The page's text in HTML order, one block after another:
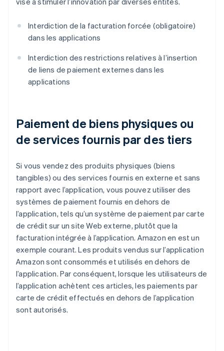
Interdiction de la facturation forcée (obligatoire)
dans les applications
Interdiction des restrictions relatives à l’insertion
de liens de paiement externes dans les
applications
Paiement de biens physiques ou
de services fournis par des tiers
Si vous vendez des produits physiques (biens
tangibles) ou des services fournis en externe et sans
rapport avec l’application, vous pouvez utiliser des
systèmes de paiement fournis en dehors de
l’application, tels qu’un système de paiement par carte
de crédit sur un site Web externe, plutôt que la
facturation intégrée à l’application. Amazon en est un
exemple courant. Les produits vendus sur l’application
Amazon sont consommés et utilisés en dehors de
l’application. Par conséquent, lorsque les utilisateurs de
l’application achètent ces articles, les paiements par
carte de crédit effectués en dehors de l’application
sont autorisés.